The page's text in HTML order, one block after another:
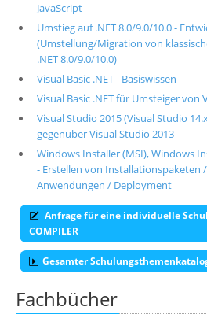
JavaScript
Umstieg auf .NET 8.0/9.0/10.0 -
(Umstellung/Migration von
.NET 8.0/9.0/10.0)
Visual Basic .NET - Basiswissen
Visual Basic .NET für Umsteiger von
Visual Studio 2015 (Visual Studio
gegenüber Visual Studio 2013
Windows Installer (MSI), Windows
- Erstellen von Installationspaketen
Anwendungen / Deployment
Anfrage für eine individuelle
COMPILER
Gesamter
Fachbücher